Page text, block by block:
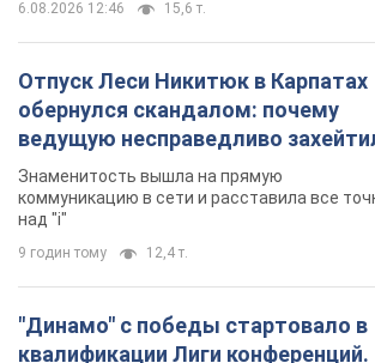
"Динамо" с победы стартовало в
квалификации Лиги конференций.
Видео
Матч прошел в Люблине
5 годин тому 1,8 т.